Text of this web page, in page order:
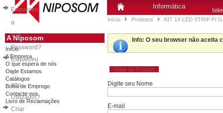
Esqueceu
a
sua
Password?
Esqueceu
o
seu
Utilizador?
Criar
Informática
Início Produtos KIT 1X LED STRIP P/
A Niposom
Início
A Empresa
O que espera de nós
Onde Estamos
Catálogos
Bolsa de Emprego
Contacte-nos
Livro de Reclamações
Info: O seu browser não aceita
Voltar ao Produto
Digite seu Nome
E-mail